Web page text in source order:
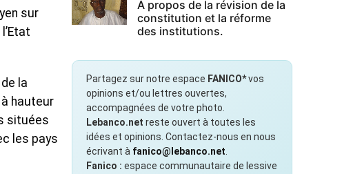
sur
la
hauteur
situées
les pays
À propos de la révision de la
constitution et la réforme
des institutions.
Partagez sur notre espace FANICO*vos
opinions et/ou lettres ouvertes,
accompagnées de votre photo.
Lebanco.net reste ouvert à toutes les
idées et opinions. Contactez-nous en nous
écrivant à fanico@lebanco.net
Fanico : espace communautaire de lessive